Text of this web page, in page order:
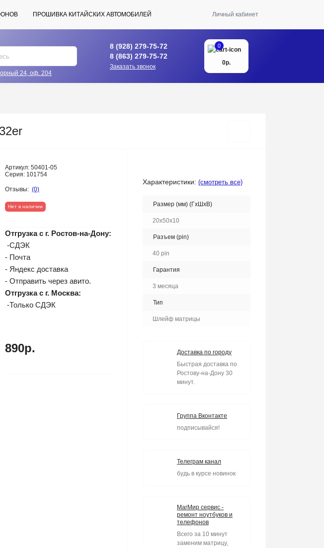
ПРОШИВКА КИТАЙСКИХ АВТОМОБИЛЕЙ Личный кабинет
24, оф. 204
8 (928) 279-75-72
8 (863) 279-75-72
Заказать звонок
0
0р.
Артикул: 50401-05
Серия: 101754
Отзывы: (0)
Нет в наличии
Отгрузка с г. Ростов-на-Дону:
-СДЭК
- Почта
- Яндекс доставка
- Отправить через авито.
Отгрузка с г. Москва:
-Только СДЭК
890р.
Характеристики: (смотреть все)
Размер (мм) (ГхШхВ)
20x50x10
Разъем (pin)
40 pin
Гарантия
3 месяца
Тип
Шлейф матрицы
Доставка по городу
Быстрая доставка по
Ростову-на-Дону 30
минут.
Группа Вконтакте
подписывайся!
Телеграм канал
будь в курсе новинок
МагМир сервис -
ремонт ноутбуков и
телефонов
Всего за 10 минут
заменим матрицу,